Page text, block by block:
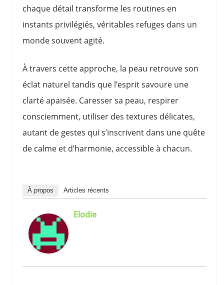
chaque détail transforme les routines en
instants privilégiés, véritables refuges dans un
monde souvent agité.
À travers cette approche, la peau retrouve son
éclat naturel tandis que l’esprit savoure une
clarté apaisée. Caresser sa peau, respirer
consciemment, utiliser des textures délicates,
autant de gestes qui s’inscrivent dans une quête
de calme et d’harmonie, accessible à chacun.
À propos Articles récents
Elodie